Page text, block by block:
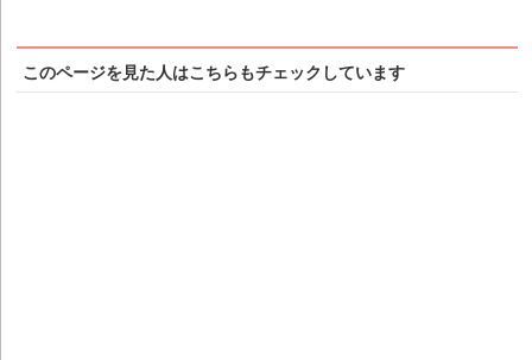
このページを見た人はこちらもチェックしています